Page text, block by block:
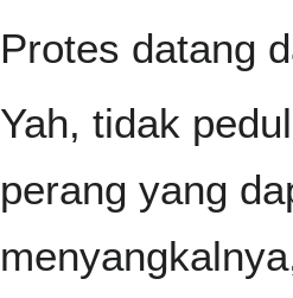
Protes datang
Yah, tidak
perang yang